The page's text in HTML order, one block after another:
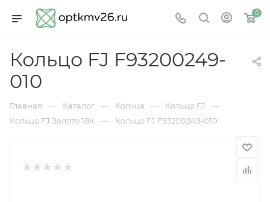
0
Кольцо FJ F93200249-
010
Главная — Каталог — Кольца — Кольцо FJ —
Кольцо FJ Золото 18К — Кольцо FJ F93200249-010